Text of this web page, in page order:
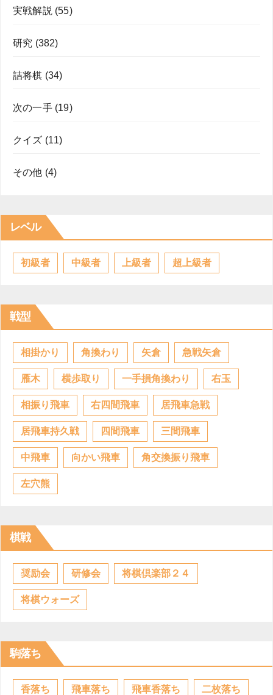
実戦解説 (55)
研究 (382)
詰将棋 (34)
次の一手(19)
クイズ (11)
その他 (4)
レベル
初級者 中級者 上級者 超上級者
戦型
相掛かり 角換わり 矢倉 急戦矢倉
雁木 横歩取り 一手損角換わり 右玉
相振り飛車 右四間飛車 居飛車急戦
居飛車持久戦 四間飛車 三間飛車
中飛車 向かい飛車 角交換振り飛車
左穴熊
棋戦
奨励会 研修会 将棋倶楽部２４
将棋ウォーズ
駒落ち
香落ち 飛車落ち 飛車香落ち 二枚落ち